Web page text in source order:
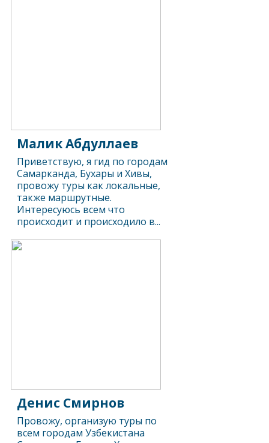
Малик Абдуллаев
Приветствую, я гид по городам
Самарканда, Бухары и Хивы,
провожу туры как локальные,
также маршрутные.
Интересуюсь всем что
происходит и происходило в...
Денис Смирнов
Провожу, организую туры по
всем городам Узбекистана